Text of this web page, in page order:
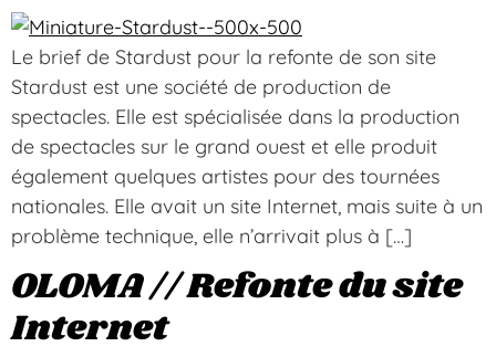
Le brief de Stardust pour la refonte de son site
Stardust est une société de production de
spectacles. Elle est spécialisée dans la production
de spectacles sur le grand ouest et elle produit
également quelques artistes pour des tournées
nationales. Elle avait un site Internet, mais suite à un
problème technique, elle n’arrivait plus à […]
OLOMA // Refonte du site
Internet